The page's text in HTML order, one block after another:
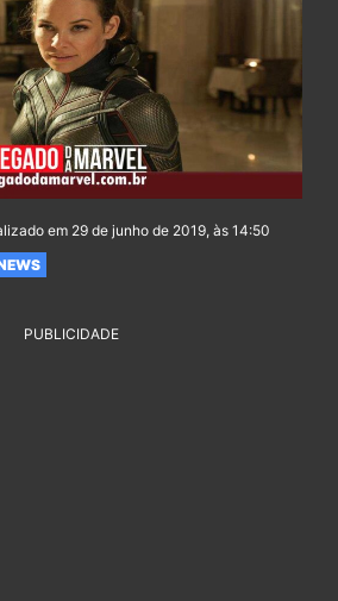
em 29 de junho de 2019, às 14:50
PUBLICIDADE